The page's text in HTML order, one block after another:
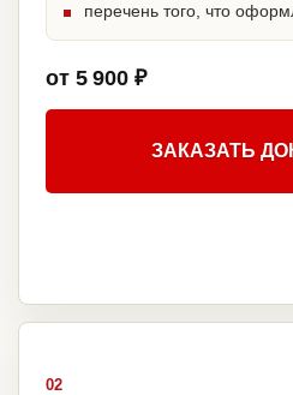
перечень того, что
от 5 900 ₽
ЗАКАЗАТЬ
02